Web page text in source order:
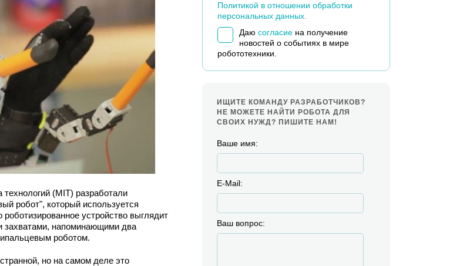
(MIT) разработали
робот", который используется
устройство выглядит
захватами, напоминающими два
роботом.
но на самом деле это
Политикой в отношении обработки
персональных данных.
Даю согласиена получение
новостей о событиях в мире
робототехники.
ИЩИТЕ КОМАНДУ РАЗРАБОТЧИКОВ?
НЕ МОЖЕТЕ НАЙТИ РОБОТА ДЛЯ
СВОИХ НУЖД? ПИШИТЕ НАМ!
Ваше имя:
E-Mail:
Ваш вопрос: